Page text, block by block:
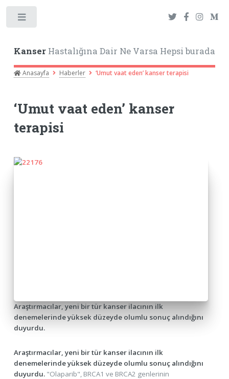
KanserHastalığına Dair Ne Varsa Hepsi burada
Anasayfa Haberler ‘Umut vaat eden’ kanser terapisi
‘Umut vaat eden’ kanser
terapisi
Araştırmacılar, yeni bir tür kanser ilacının ilk
denemelerinde yüksek düzeyde olumlu sonuç alındığını
duyurdu.
Araştırmacılar, yeni bir tür kanser ilacının ilk
denemelerinde yüksek düzeyde olumlu sonuç alındığını
duyurdu."Olaparib", BRCA1 ve BRCA2 genlerinin